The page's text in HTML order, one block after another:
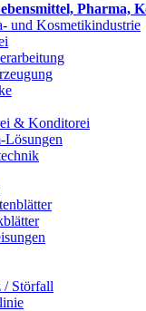
Pharma,
und Kosmetikindustrie
& Konditorei
Lösungen
/ Störfall